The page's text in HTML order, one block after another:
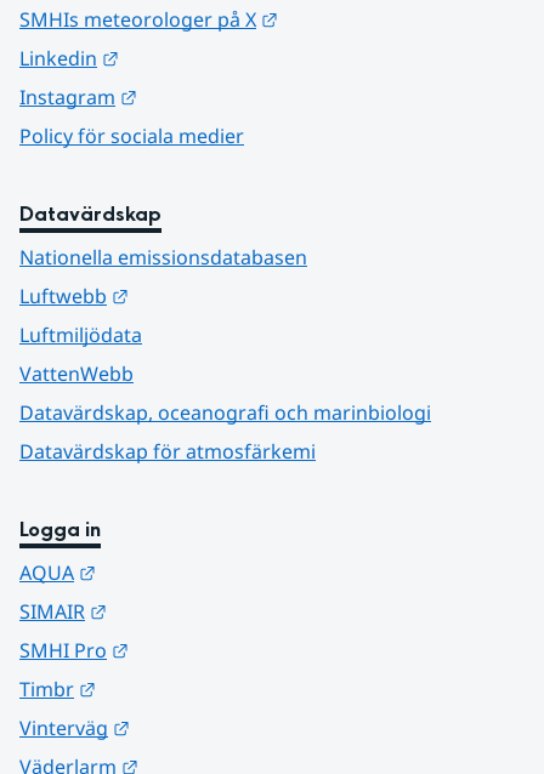
SMHIs meteorologer på X
Linkedin
Instagram
Policy för sociala medier
Datavärdskap
Nationella emissionsdatabasen
Luftwebb
Luftmiljödata
VattenWebb
Datavärdskap, oceanografi och marinbiologi
Datavärdskap för atmosfärkemi
Logga in
AQUA
SIMAIR
SMHI Pro
Timbr
Vinterväg
Väderlarm